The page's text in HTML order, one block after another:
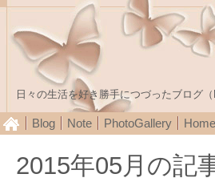
日々の生活を好き勝手につづったブログ
Blog Note PhotoGallery
2015年05月の記